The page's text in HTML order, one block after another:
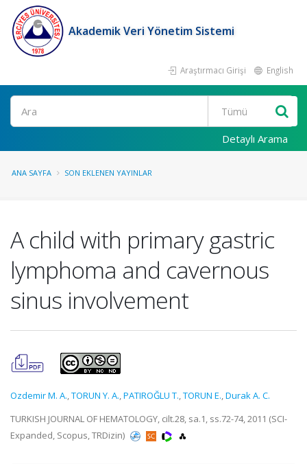
Akademik Veri Yönetim Sistemi
Araştırmacı Girişi English
Ara
Detaylı Arama
ANA SAYFA SON EKLENEN YAYINLAR
A child with primary gastric
lymphoma and cavernous
sinus involvement
Ozdemir M. A.,TORUN Y. A.,PATIROĞLU T.,TORUN E.,Durak A. C.
TURKISH JOURNAL OF HEMATOLOGY, cilt.28, sa.1, ss.72-74, 2011 (SCI-
Expanded, Scopus, TRDizin)